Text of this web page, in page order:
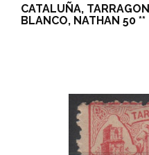
CATALUÑA,
BLANCO, NATHAN 50 **